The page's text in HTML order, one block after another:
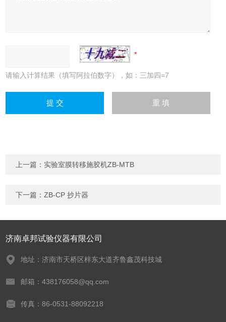
请输入计算结果（填写阿拉伯数字），如：三加四=7
上一篇： 实验室膜转移施胶机ZB-MTB
下一篇：ZB-CP 抄片器
济南卓邦试验仪器有限公司
地址：济南市天桥区梓东大道齐鲁鑫茂科技城
邮箱：438176058@qq.com
传真：86-0531-88092218